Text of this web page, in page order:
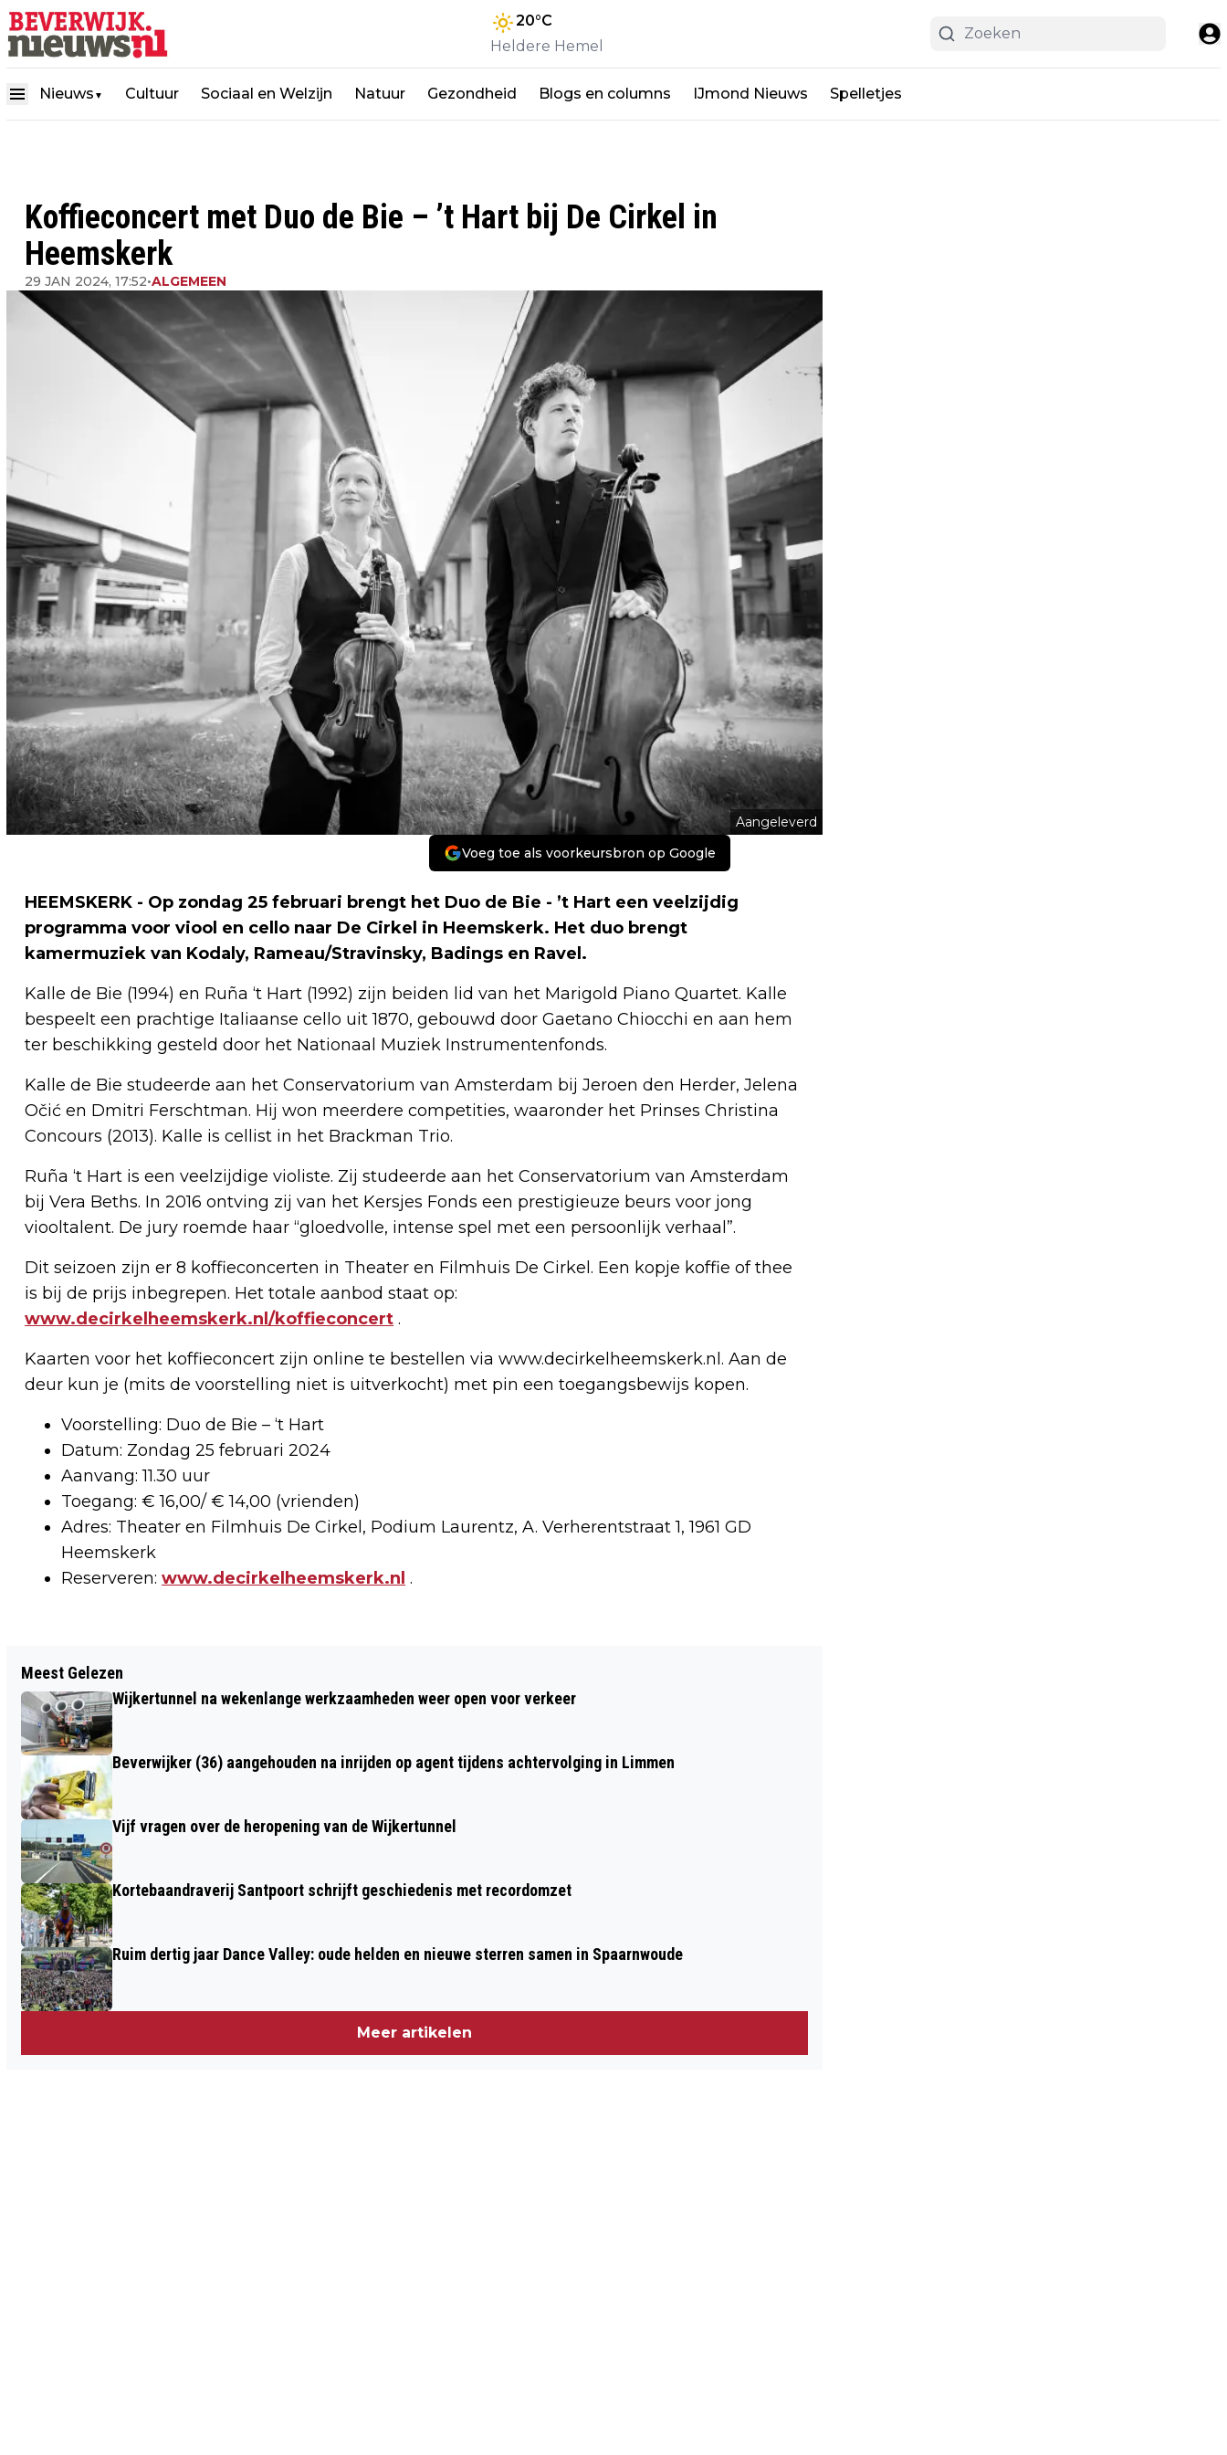
20°C
Heldere Hemel
Nieuws ▼ Cultuur Sociaal en Welzijn Natuur Gezondheid Blogs en columns IJmond Nieuws Spelletjes
Koffieconcert met Duo de Bie – ’t Hart bij De Cirkel in
Heemskerk
29 JAN 2024, 17:52•ALGEMEEN
Aangeleverd
Voeg toe als voorkeursbron op Google
HEEMSKERK - Op zondag 25 februari brengt het Duo de Bie - ’t Hart een veelzijdig
programma voor viool en cello naar De Cirkel in Heemskerk. Het duo brengt
kamermuziek van Kodaly, Rameau/Stravinsky, Badings en Ravel.
Kalle de Bie (1994) en Ruña ‘t Hart (1992) zijn beiden lid van het Marigold Piano Quartet. Kalle
bespeelt een prachtige Italiaanse cello uit 1870, gebouwd door Gaetano Chiocchi en aan hem
ter beschikking gesteld door het Nationaal Muziek Instrumentenfonds.
Kalle de Bie studeerde aan het Conservatorium van Amsterdam bij Jeroen den Herder, Jelena
Očić en Dmitri Ferschtman. Hij won meerdere competities, waaronder het Prinses Christina
Concours (2013). Kalle is cellist in het Brackman Trio.
Ruña ‘t Hart is een veelzijdige violiste. Zij studeerde aan het Conservatorium van Amsterdam
bij Vera Beths. In 2016 ontving zij van het Kersjes Fonds een prestigieuze beurs voor jong
viooltalent. De jury roemde haar “gloedvolle, intense spel met een persoonlijk verhaal”.
Dit seizoen zijn er 8 koffieconcerten in Theater en Filmhuis De Cirkel. Een kopje koffie of thee
is bij de prijs inbegrepen. Het totale aanbod staat op:
www.decirkelheemskerk.nl/koffieconcert .
Kaarten voor het koffieconcert zijn online te bestellen via www.decirkelheemskerk.nl. Aan de
deur kun je (mits de voorstelling niet is uitverkocht) met pin een toegangsbewijs kopen.
Voorstelling: Duo de Bie – ‘t Hart
Datum: Zondag 25 februari 2024
Aanvang: 11.30 uur
Toegang: € 16,00/ € 14,00 (vrienden)
Adres: Theater en Filmhuis De Cirkel, Podium Laurentz, A. Verherentstraat 1, 1961 GD
Heemskerk
Reserveren: www.decirkelheemskerk.nl .
LOKALE OMROEPEN IJMOND
INFORMEREN RAADSLEDEN OVER
PLANNEN VORMING STREEKOMROEP
ROLL STARS: EERBETOON AAN
Meest Gelezen
Wijkertunnel na wekenlange werkzaamheden weer open voor verkeer
Beverwijker (36) aangehouden na inrijden op agent tijdens achtervolging in Limmen
Vijf vragen over de heropening van de Wijkertunnel
Kortebaandraverij Santpoort schrijft geschiedenis met recordomzet
Ruim dertig jaar Dance Valley: oude helden en nieuwe sterren samen in Spaarnwoude
Meer artikelen